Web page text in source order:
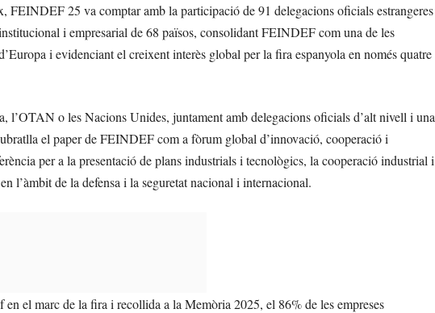
25 va comptar amb la participació de 91 delegacions oficials estrangeres
i empresarial de 68 països, consolidant FEINDEF com una de les
i evidenciant el creixent interès global per la fira espanyola en només quatre
l’OTAN o les Nacions Unides, juntament amb delegacions oficials d’alt nivell i una
el paper de FEINDEF com a fòrum global d’innovació, cooperació i
per a la presentació de plans industrials i tecnològics, la cooperació industrial i
l’àmbit de la defensa i la seguretat nacional i internacional.
en el marc de la fira i recollida a la Memòria 2025, el 86% de les empreses